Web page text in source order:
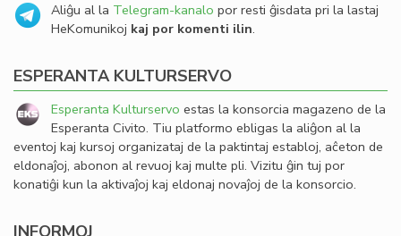
Aliĝu al la Telegram-kanalo por resti ĝisdata pri la lastaj
HeKomunikoj kaj por komenti ilin.
ESPERANTA KULTURSERVO
Esperanta Kulturservo estas la konsorcia magazeno de la
Esperanta Civito. Tiu platformo ebligas la aliĝon al la
eventoj kaj kursoj organizataj de la paktintaj establoj, aĉeton de
eldonaĵoj, abonon al revuoj kaj multe pli. Vizitu ĝin tuj por
konatiĝi kun la aktivaĵoj kaj eldonaj novaĵoj de la konsorcio.